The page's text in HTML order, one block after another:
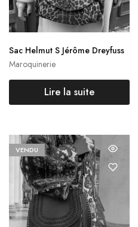
Maroquinerie
Sac Helmut S Jérôme Dreyfuss
Lire la suite
VENDU